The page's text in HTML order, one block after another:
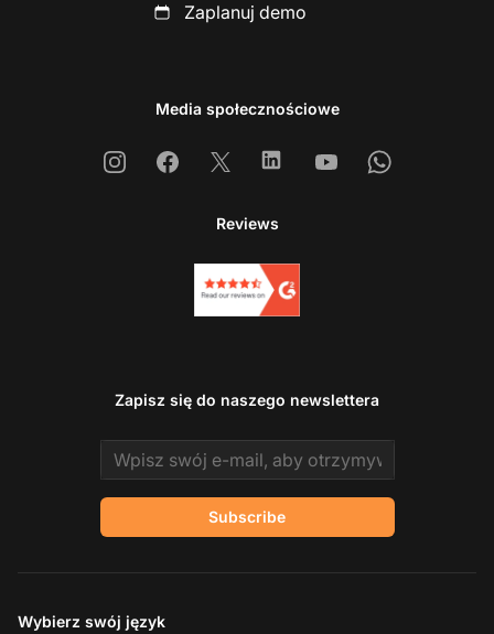
Zaplanuj demo
Media społecznościowe
InstagramFacebook
X LinkedinYoutubeWhatsapp
Reviews
Zapisz się do naszego newslettera
Email address
Subscribe
Wybierz swój język